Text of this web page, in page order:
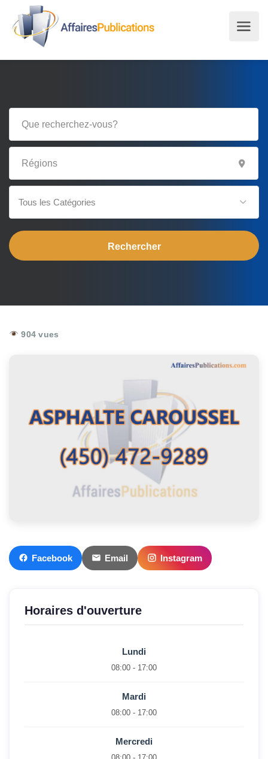
Tous les Catégories
904 vues
Facebook Email Instagram
Horaires d'ouverture
Lundi
08:00 - 17:00
Mardi
08:00 - 17:00
Mercredi